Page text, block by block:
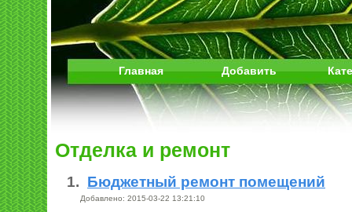
Главная Добавить
Отделка и ремонт
1. Бюджетный ремонт помещений
Добавлено: 2015-03-22 13:21:10